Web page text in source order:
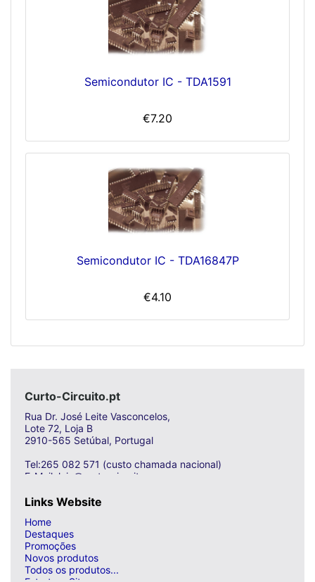
Semicondutor IC - TDA1591
€7.20
Semicondutor IC - TDA16847P
€4.10
Curto-Circuito.pt
Rua Dr. José Leite Vasconcelos,
Lote 72, Loja B
2910-565 Setúbal, Portugal
Tel:265 082 571 (custo chamada nacional)
E-Mail: loja@curto-circuito.com
Links Website
Home
Destaques
Promoções
Novos produtos
Todos os produtos...